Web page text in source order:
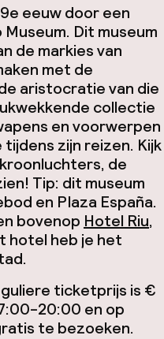
eeuw door een
Dit museum
de markies van
met de
aristocratie van die
collectie
en voorwerpen
zijn reizen. Kijk
de
Tip: dit museum
en Plaza España.
bovenop Hotel Riu,
hotel heb je het
ticketprijs is €
20:00 en op
te bezoeken.